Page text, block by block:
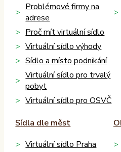
Problémové firmy na
adrese
Proč mít virtuální sídlo
Virtuální sídlo výhody
Sídlo a místo podnikání
Virtuální sídlo pro trvalý
pobyt
Virtuální sídlo pro OSVČ
Sídla dle měst
Virtuální sídlo Praha